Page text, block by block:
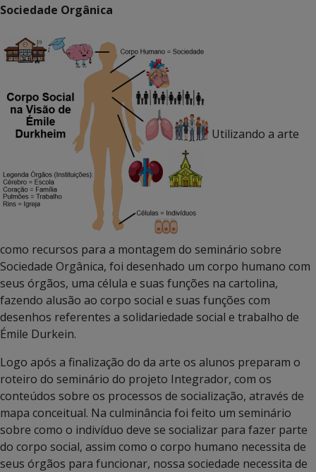
Sociedade Orgânica
Utilizando a arte
como recursos para a montagem do seminário sobre
Sociedade Orgânica, foi desenhado um corpo humano com
seus órgãos, uma célula e suas funções na cartolina,
fazendo alusão ao corpo social e suas funções com
desenhos referentes a solidariedade social e trabalho de
Émile Durkein.
Logo após a finalização do da arte os alunos preparam o
roteiro do seminário do projeto Integrador, com os
conteúdos sobre os processos de socialização, através de
mapa conceitual. Na culminância foi feito um seminário
sobre como o indivíduo deve se socializar para fazer parte
do corpo social, assim como o corpo humano necessita de
seus órgãos para funcionar, nossa sociedade necessita de